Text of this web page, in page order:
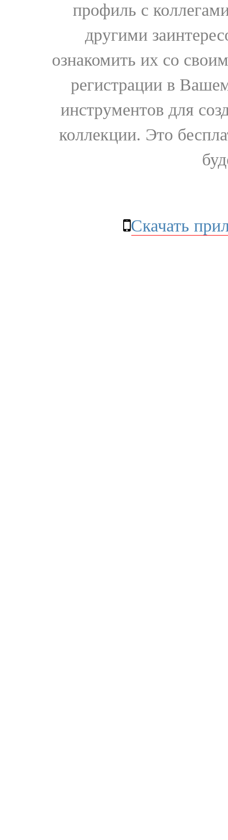
профиль с
другими
ознакомить их со
регистрации в
инструментов для
коллекции. Это
Скачать